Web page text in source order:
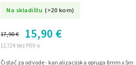
Na skladištu (>20 kom)
12,72 € bez PDV-a
17,90 € 15,90 €
Čistač za odvode - kanalizacijska opruga 8mm x 5m